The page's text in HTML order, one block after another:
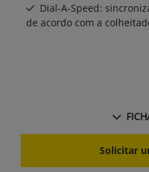
Dial-A-Speed:
de acordo com a
Solicitar